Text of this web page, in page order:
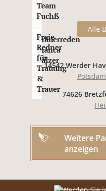
Alle
Trauerreden
Bianca
Balzer
14542 Werder
Team
Fuchß
–
Freie
Redner
für
Trauung
&
Trauer
74626
Weitere
anzeigen